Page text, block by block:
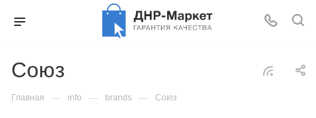
Союз
Главная — info — brands — Союз